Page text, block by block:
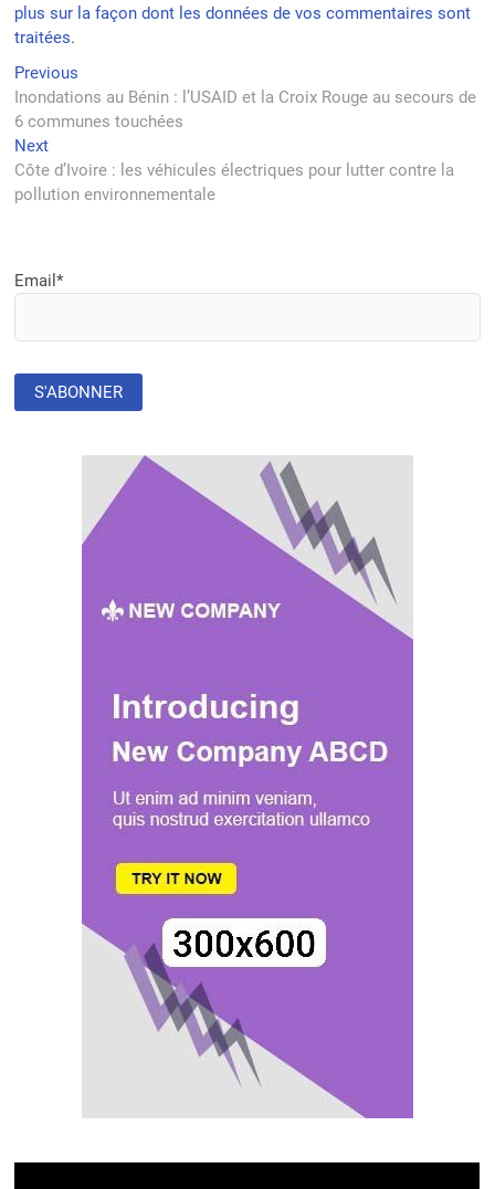
plus sur la façon dont les données de vos commentaires sont
traitées.
Navigation
de
l’article
Previous
post:
Inondations au Bénin : l’USAID et la Croix Rouge au secours de
6 communes touchées
NextNext
post:
Côte d’Ivoire : les véhicules électriques pour lutter contre la
pollution environnementale
Email*